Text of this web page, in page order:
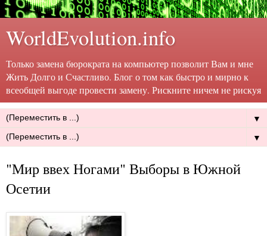
WorldEvolution.info
Только замена бюрократа на компьютер позволит Вам и мне
Жить Долго и Счастливо. Блог о том как быстро и мирно к
всеобщей выгоде провести замену. Рискните ничем не рискуя
▼
▼
"Мир ввех Ногами" Выборы в Южной
Осетии